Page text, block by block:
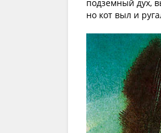
подземный дух,
но кот выл и